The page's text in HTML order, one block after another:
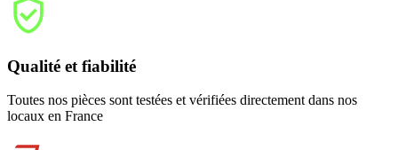
Qualité et fiabilité
Toutes nos pièces sont testées et vérifiées directement dans nos
locaux en France